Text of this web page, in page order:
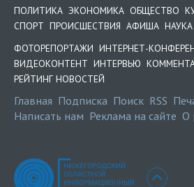
ПОЛИТИКА ЭКОНОМИКА ОБЩЕСТВО
СПОРТ ПРОИСШЕСТВИЯ АФИША НАУКА
ФОТОРЕПОРТАЖИ ИНТЕРНЕТ-
ВИДЕОКОНТЕНТ ИНТЕРВЬЮ
РЕЙТИНГ НОВОСТЕЙ
Главная Подписка Поиск RSS
Написать нам Реклама на сайте О